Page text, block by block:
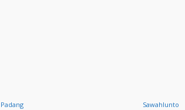
Padang Sawahlunto